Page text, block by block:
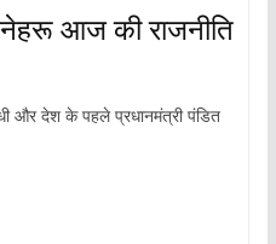
नेहरू आज की राजनीति
और देश के पहले प्रधानमंत्री पंडित